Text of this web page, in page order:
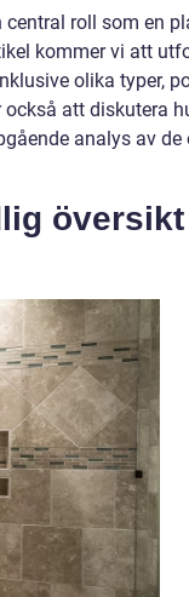
central roll som en
kommer vi att
olika typer,
att diskutera
analys av de
översikt